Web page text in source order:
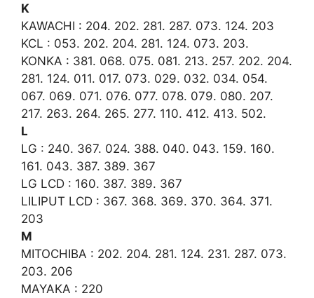
K
KAWACHI : 204. 202. 281. 287. 073. 124. 203
KCL : 053. 202. 204. 281. 124. 073. 203.
KONKA : 381. 068. 075. 081. 213. 257. 202. 204.
281. 124. 011. 017. 073. 029. 032. 034. 054.
067. 069. 071. 076. 077. 078. 079. 080. 207.
217. 263. 264. 265. 277. 110. 412. 413. 502.
L
LG : 240. 367. 024. 388. 040. 043. 159. 160.
161. 043. 387. 389. 367
LG LCD : 160. 387. 389. 367
LILIPUT LCD : 367. 368. 369. 370. 364. 371.
203
M
MITOCHIBA : 202. 204. 281. 124. 231. 287. 073.
203. 206
MAYAKA : 220